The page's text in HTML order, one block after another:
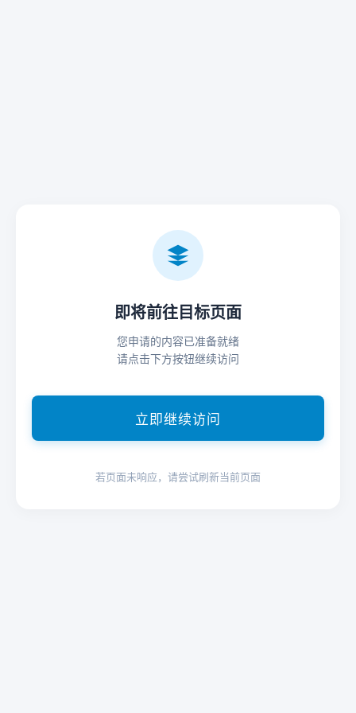
即将前往目标页面
您申请的内容已准备就绪
请点击下方按钮继续访问
立即继续访问
若页面未响应，请尝试刷新当前页面